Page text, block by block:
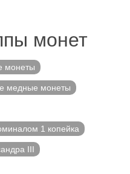
монет
монеты
медные монеты
1 копейка
III